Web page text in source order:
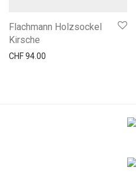
Flachmann Holzsockel
Kirsche
CHF94.00